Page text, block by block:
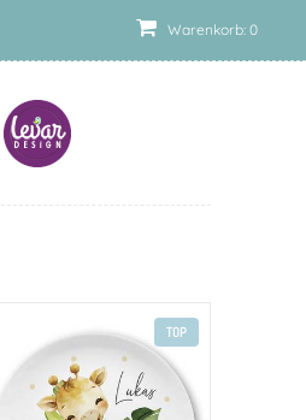
Warenkorb: 0
TOP